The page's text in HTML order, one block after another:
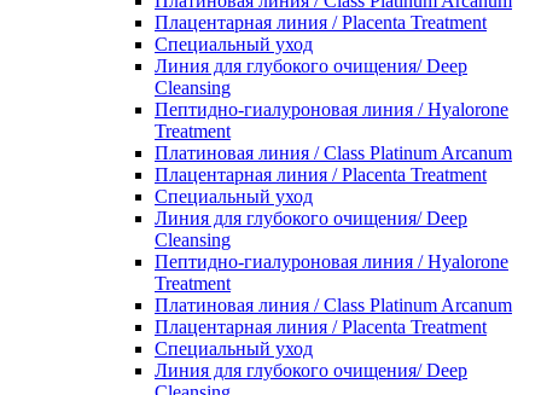
Плацентарная линия / Placenta Treatment
Специальный уход
Линия для глубокого очищения/ Deep
Cleansing
Пептидно-гиалуроновая линия / Hyalorone
Treatment
Платиновая линия / Class Platinum Arcanum
Плацентарная линия / Placenta Treatment
Специальный уход
Линия для глубокого очищения/ Deep
Cleansing
Пептидно-гиалуроновая линия / Hyalorone
Treatment
Платиновая линия / Class Platinum Arcanum
Плацентарная линия / Placenta Treatment
Специальный уход
Линия для глубокого очищения/ Deep